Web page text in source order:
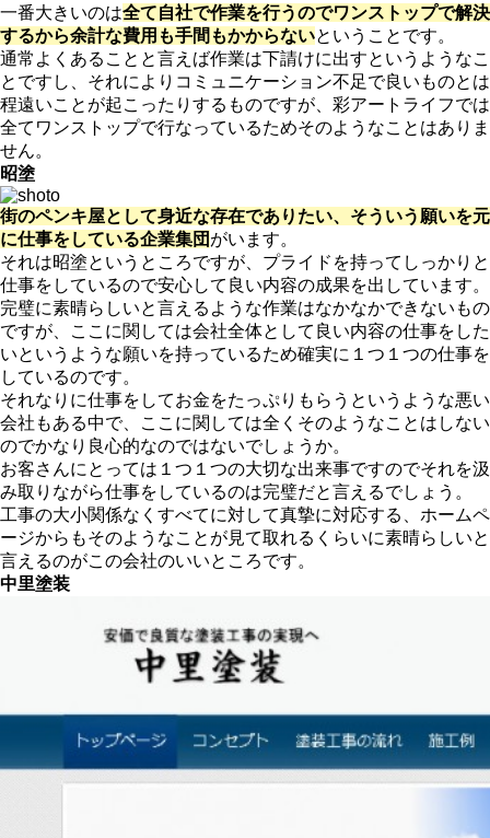
一番大きいのは全て自社で作業を行うのでワンストップで解決
するから余計な費用も手間もかからないということです。
通常よくあることと言えば作業は下請けに出すというようなこ
とですし、それによりコミュニケーション不足で良いものとは
程遠いことが起こったりするものですが、彩アートライフでは
全てワンストップで行なっているためそのようなことはありま
せん。
昭塗
街のペンキ屋として身近な存在でありたい、そういう願いを元
に仕事をしている企業集団 がいます。
それは昭塗というところですが、プライドを持ってしっかりと
仕事をしているので安心して良い内容の成果を出しています。
完璧に素晴らしいと言えるような作業はなかなかできないもの
ですが、ここに関しては会社全体として良い内容の仕事をした
いというような願いを持っているため確実に１つ１つの仕事を
しているのです。
それなりに仕事をしてお金をたっぷりもらうというような悪い
会社もある中で、ここに関しては全くそのようなことはしない
のでかなり良心的なのではないでしょうか。
お客さんにとっては１つ１つの大切な出来事ですのでそれを汲
み取りながら仕事をしているのは完璧だと言えるでしょう。
工事の大小関係なくすべてに対して真摯に対応する、ホームペ
ージからもそのようなことが見て取れるくらいに素晴らしいと
言えるのがこの会社のいいところです。
中里塗装